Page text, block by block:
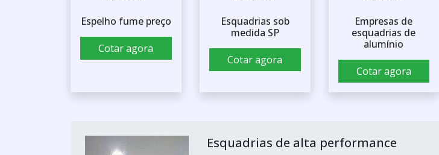
Espelho fume preço
Cotar agora
Esquadrias sob
medida SP
Cotar agora
Empresas de
esquadrias de
alumínio
Cotar agora
Esquadrias de alta performance